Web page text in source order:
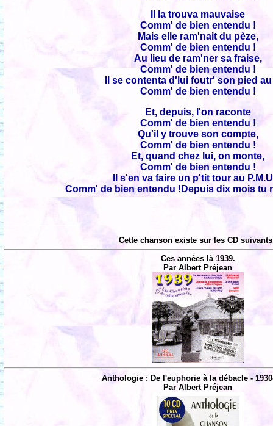
Il la trouva mauvaise
Comm' de bien entendu !
Mais elle ram'nait du pèze,
Comm' de bien entendu !
Au lieu de ram'ner sa fraise,
Comm' de bien entendu !
Il se contenta d'lui foutr' son pied
Comm' de bien entendu !
Et, depuis, l'on raconte
Comm' de bien entendu !
Qu'il y trouve son compte,
Comm' de bien entendu !
Et, quand chez lui, on monte,
Comm' de bien entendu !
Il s'en va faire un p'tit tour au
Comm' de bien entendu !Depuis dix mois tu
Cette chanson existe sur les CD
Ces années là 1939.
Par Albert Préjean
Anthologie : De l'euphorie à la débacle -
Par Albert Préjean